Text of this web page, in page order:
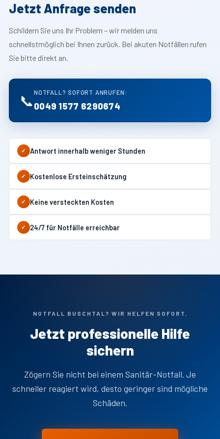
Jetzt Anfrage senden
Schildern Sie uns Ihr Problem – wir melden uns
schnellstmöglich bei Ihnen zurück. Bei akuten Notfällen rufen
Sie bitte direkt an.
📞 NOTFALL? SOFORT ANRUFEN:
0049 1577 6290674
✓ Antwort innerhalb weniger Stunden
✓ Kostenlose Ersteinschätzung
✓ Keine versteckten Kosten
✓ 24/7 für Notfälle erreichbar
NOTFALL BUSCHTAL? WIR HELFEN SOFORT.
Jetzt professionelle Hilfe
sichern
Zögern Sie nicht bei einem Sanitär-Notfall. Je
schneller reagiert wird, desto geringer sind mögliche
Schäden.